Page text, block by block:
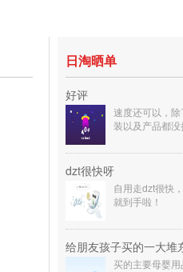
日淘晒单
好评
速度还可以，
装以及产品都没
dzt很快呀
自用走dzt很快
就到手啦！
给朋友孩子买的一大堆
买的主要母婴用